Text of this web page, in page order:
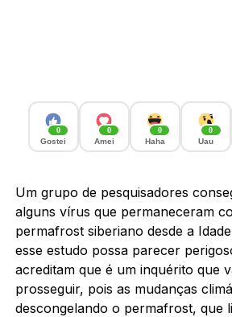
0
Gostei
0
Amei
0
Haha
0
Uau
Um grupo de pesquisadores
alguns vírus que permaneceram
permafrost siberiano desde a
esse estudo possa parecer
acreditam que é um inquérito que
prosseguir, pois as mudanças
descongelando o permafrost, que